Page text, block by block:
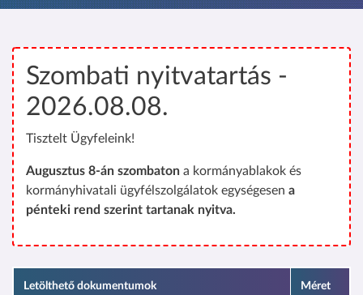
Szombati nyitvatartás -
2026.08.08.
Tisztelt Ügyfeleink!
Augusztus 8-án szombaton a kormányablakok és
kormányhivatali ügyfélszolgálatok egységesen a
pénteki rend szerint tartanak nyitva.
Letölthető dokumentumok Méret